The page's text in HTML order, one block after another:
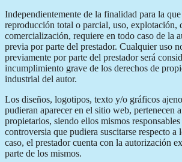
Independientemente de la finalidad para la
reproducción total o parcial, uso, explotación,
comercialización, requiere en todo caso de la
previa por parte del prestador. Cualquier uso
previamente por parte del prestador será
incumplimiento grave de los derechos de
industrial del autor.
Los diseños, logotipos, texto y/o gráficos
pudieran aparecer en el sitio web, pertenecen
propietarios, siendo ellos mismos
controversia que pudiera suscitarse respecto a
caso, el prestador cuenta con la autorización
parte de los mismos.